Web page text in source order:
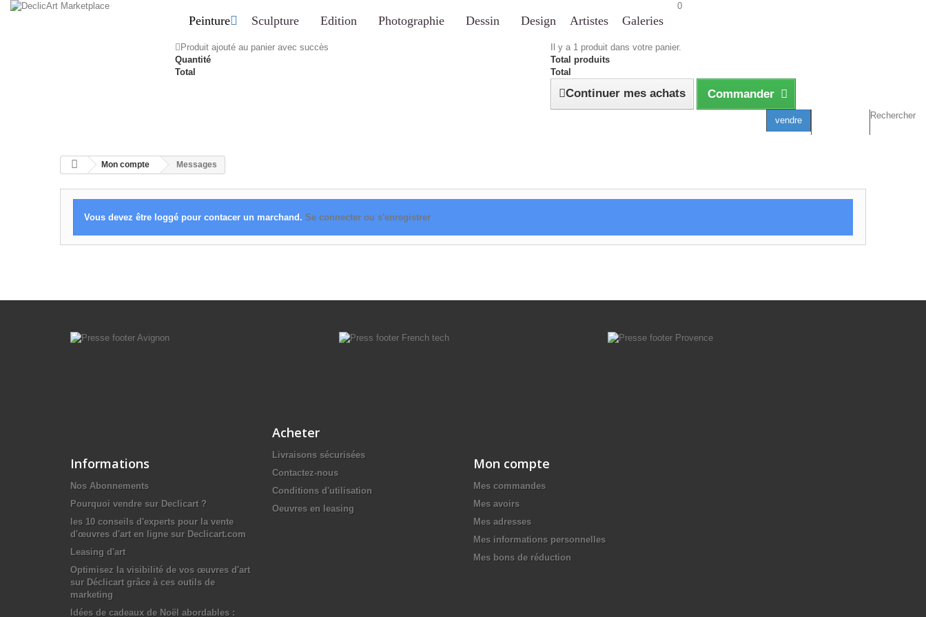
Peinture Sculpture Edition Photographie Dessin Design Artistes Galeries
0
Produit ajouté au panier avec succès
Quantité
Total
Il y a 1 produit dans votre panier.
Total produits
Total
Continuer mes achats Commander
Rechercher
vendre
Mon compte Messages
Vous devez être loggé pour contacer un marchand. Se connecter ou s'enregistrer
Informations
Nos Abonnements
Pourquoi vendre sur Declicart ?
les 10 conseils d'experts pour la vente
d'œuvres d'art en ligne sur Declicart.com
Leasing d'art
Optimisez la visibilité de vos œuvres d'art
sur Déclicart grâce à ces outils de
marketing
Idées de cadeaux de Noël abordables :
Acheter
Livraisons sécurisées
Contactez-nous
Conditions d'utilisation
Oeuvres en leasing
Mon compte
Mes commandes
Mes avoirs
Mes adresses
Mes informations personnelles
Mes bons de réduction